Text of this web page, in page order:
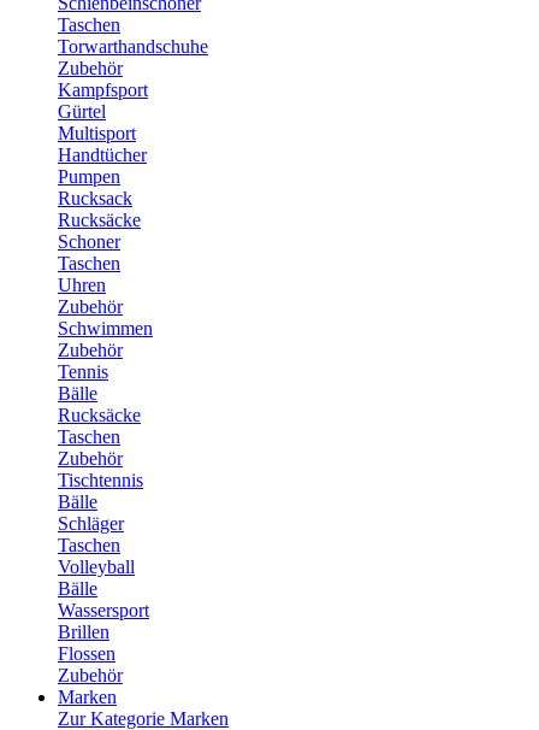
Taschen
Torwarthandschuhe
Zubehör
Kampfsport
Gürtel
Multisport
Handtücher
Pumpen
Rucksack
Rucksäcke
Schoner
Taschen
Uhren
Zubehör
Schwimmen
Zubehör
Tennis
Bälle
Rucksäcke
Taschen
Zubehör
Tischtennis
Bälle
Schläger
Taschen
Volleyball
Bälle
Wassersport
Brillen
Flossen
Zubehör
Marken
Zur Kategorie Marken